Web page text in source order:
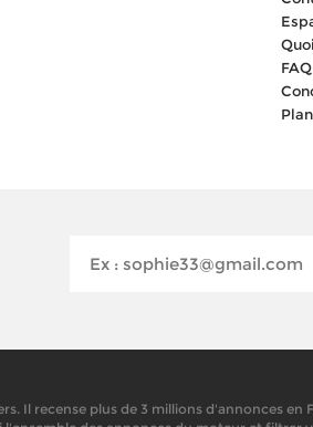
FAQ
Il recense plus de 3 millions d'annonces en